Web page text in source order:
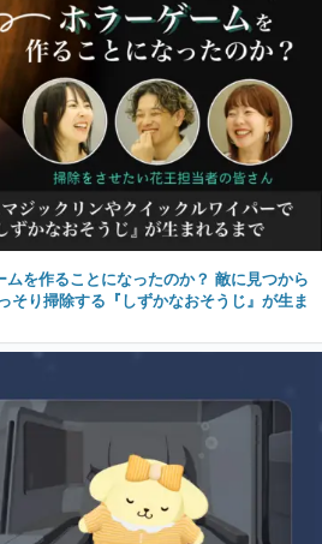
を作ることになったのか？ 敵に見つから
そり掃除する『しずかなおそうじ』が生ま